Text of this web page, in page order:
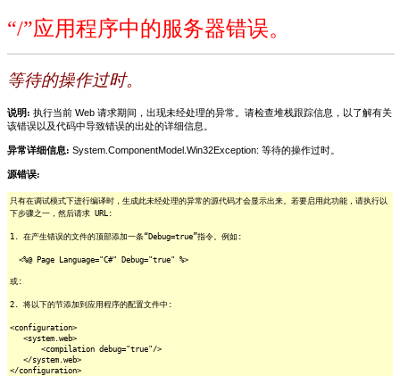
“/”应用程序中的服务器错误。
等待的操作过时。
说明: 执行当前 Web 请求期间，出现未经处理的异常。请检查堆栈跟踪信息，以了解有关
该错误以及代码中导致错误的出处的详细信息。
异常详细信息: System.ComponentModel.Win32Exception: 等待的操作过时。
源错误:
只有在调试模式下进行编译时，生成此未经处理的异常的源代码才会显示出来。若要启用此功能，请执行以
下步骤之一，然后请求 URL:
1. 在产生错误的文件的顶部添加一条“Debug=true”指令。例如:
<%@ Page Language="C#" Debug="true" %>
或:
2. 将以下的节添加到应用程序的配置文件中:
<configuration>
<system.web>
<compilation debug="true"/>
</system.web>
</configuration>